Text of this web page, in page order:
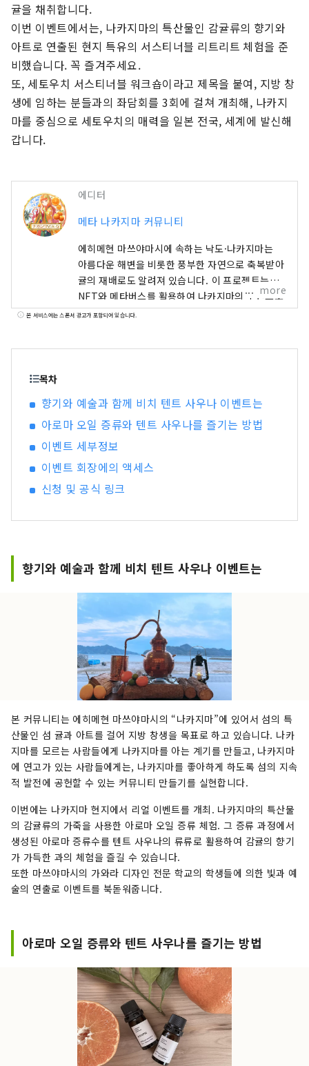
귤을 채취합니다.
이번 이벤트에서는, 나카지마의 특산물인 감귤류의 향기와
아트로 연출된 현지 특유의 서스티너블 리트리트 체험을 준
비했습니다. 꼭 즐겨주세요.
또, 세토우치 서스티너블 워크숍이라고 제목을 붙여, 지방 창
생에 임하는 분들과의 좌담회를 3회에 걸쳐 개최해, 나카지
마를 중심으로 세토우치의 매력을 일본 전국, 세계에 발신해
갑니다.
에디터
메타 나카지마 커뮤니티
에히메현 마쓰야마시에 속하는 낙도·나카지마는
아름다운 해변을 비롯한 풍부한 자연으로 축복받아
귤의 재배로도 알려져 있습니다. 이 프로젝트는
NFT와 메타버스를 활용하여 나카지마의 주민으로
서의 체험을 제공하고 있습니다. 이번에, 현지 이벤
공해 갈 것입니다. 온라인과 오프라인을 넘어 메타
나카지마의 주민으로서 활동을 함께 해 갑시다! 메
타 나카지마 커뮤니티:
https://discord.com/invite/bgUrmXGm6d
공식 사이트 : https://meta-iyokanjima.net
more
본 서비스에는 스폰서 광고가 포함되어 있습니다.
목차
향기와 예술과 함께 비치 텐트 사우나 이벤트는
아로마 오일 증류와 텐트 사우나를 즐기는 방법
이벤트 세부정보
이벤트 회장에의 액세스
신청 및 공식 링크
향기와 예술과 함께 비치 텐트 사우나 이벤트는
본 커뮤니티는 에히메현 마쓰야마시의 “나카지마”에 있어서 섬의 특
산물인 섬 귤과 아트를 걸어 지방 창생을 목표로 하고 있습니다. 나카
지마를 모르는 사람들에게 나카지마를 아는 계기를 만들고, 나카지마
에 연고가 있는 사람들에게는, 나카지마를 좋아하게 하도록 섬의 지속
적 발전에 공헌할 수 있는 커뮤니티 만들기를 실현합니다.
이번에는 나카지마 현지에서 리얼 이벤트를 개최. 나카지마의 특산물
의 감귤류의 가죽을 사용한 아로마 오일 증류 체험. 그 증류 과정에서
생성된 아로마 증류수를 텐트 사우나의 류류로 활용하여 감귤의 향기
가 가득한 과의 체험을 즐길 수 있습니다.
또한 마쓰야마시의 가와라 디자인 전문 학교의 학생들에 의한 빛과 예
술의 연출로 이벤트를 북돋워줍니다.
아로마 오일 증류와 텐트 사우나를 즐기는 방법